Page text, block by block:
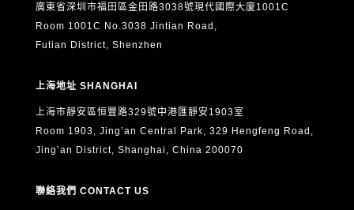
廣東省深圳市福田區金田路3038號現代國際大廈1001C
Room 1001C No.3038 Jintian Road,
Futian District, Shenzhen
上海地址 SHANGHAI
上海市靜安區恒豐路329號中港匯靜安1903室
Room 1903, Jing’an Central Park, 329 Hengfeng Road,
Jing’an District, Shanghai, China 200070
聯絡我們 CONTACT US